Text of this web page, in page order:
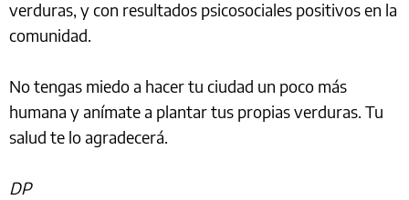
verduras, y con resultados psicosociales positivos en la
comunidad.
No tengas miedo a hacer tu ciudad un poco más
humana y anímate a plantar tus propias verduras. Tu
salud te lo agradecerá.
DP